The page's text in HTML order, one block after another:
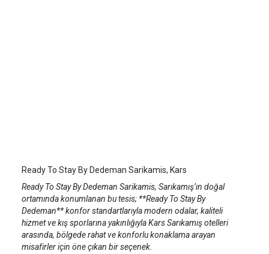
Ready To Stay By Dedeman Sarikamis, Kars
Ready To Stay By Dedeman Sarikamis, Sarıkamış’ın doğal
ortamında konumlanan bu tesis; **Ready To Stay By
Dedeman** konfor standartlarıyla modern odalar, kaliteli
hizmet ve kış sporlarına yakınlığıyla Kars Sarıkamış otelleri
arasında, bölgede rahat ve konforlu konaklama arayan
misafirler için öne çıkan bir seçenek.